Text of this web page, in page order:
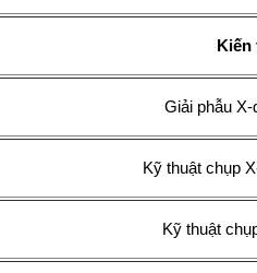
Giải phẫu
Kỹ thuật chụp
Kỹ thuật